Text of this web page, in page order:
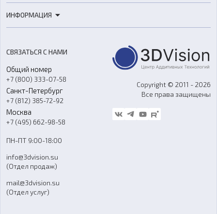
Расходные материалы
Оборудование и материалы для вакуумного литья
Аксессуары и прочее оборудование
Программное обеспечение
3D-моделирование
Ремонт и услуги
ИНФОРМАЦИЯ
О компании
Контакты
Гос. закупки
Стать дилером
Блог
FAQ
СВЯЗАТЬСЯ С НАМИ
Общий номер
+7 (800) 333-07-58
Санкт-Петербург
+7 (812) 385-72-92
Москва
+7 (495) 662-98-58
ПН-ПТ 9:00-18:00
info@3dvision.su
(Отдел продаж)
mail@3dvision.su
(Отдел услуг)
Copyright © 2011 - 2026
Все права защищены